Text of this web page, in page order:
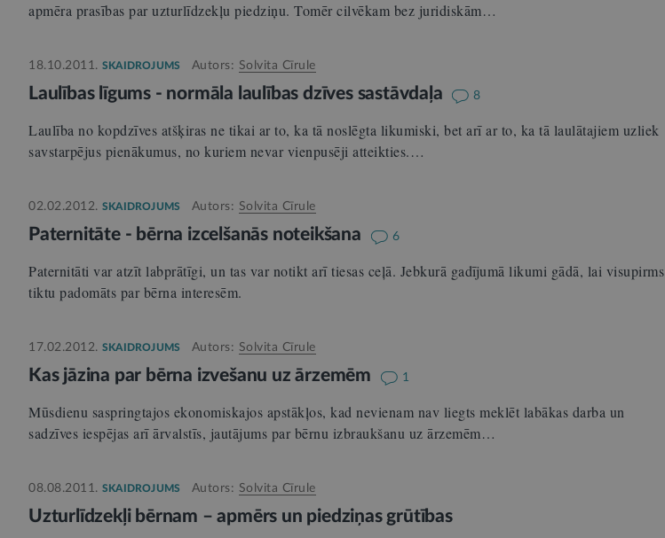
apmēra prasības par uzturlīdzekļu piedziņu. Tomēr cilvēkam bez juridiskām…
18.10.2011. SKAIDROJUMS Autors: Solvita Cīrule
Laulības līgums - normāla laulības dzīves sastāvdaļa 8
Laulība no kopdzīves atšķiras ne tikai ar to, ka tā noslēgta likumiski, bet arī ar to, ka tā laulātajiem uzliek
savstarpējus pienākumus, no kuriem nevar vienpusēji atteikties.…
02.02.2012. SKAIDROJUMS Autors: Solvita Cīrule
Paternitāte - bērna izcelšanās noteikšana 6
Paternitāti var atzīt labprātīgi, un tas var notikt arī tiesas ceļā. Jebkurā gadījumā likumi gādā, lai visupirms
tiktu padomāts par bērna interesēm.
17.02.2012. SKAIDROJUMS Autors: Solvita Cīrule
Kas jāzina par bērna izvešanu uz ārzemēm 1
Mūsdienu saspringtajos ekonomiskajos apstākļos, kad nevienam nav liegts meklēt labākas darba un
sadzīves iespējas arī ārvalstīs, jautājums par bērnu izbraukšanu uz ārzemēm…
08.08.2011. SKAIDROJUMS Autors: Solvita Cīrule
Uzturlīdzekļi bērnam – apmērs un piedziņas grūtības